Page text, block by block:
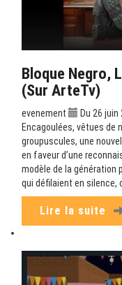
Bloque Negro,
(sur ArteTv)
evenement
Du 26
Encagoulées, vêtues de
groupuscules, une
en faveur d’une
modèle de la génération
qui défilaient en silence,
Lire la suite